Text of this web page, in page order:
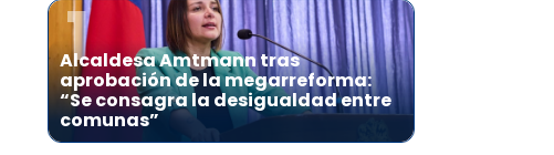
1
Alcaldesa Amtmann tras
aprobación de la megarreforma:
“Se consagra la desigualdad entre
comunas”